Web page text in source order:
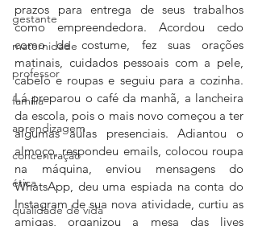
gestante
maternidade
professor
família
aprendizagem
concentração
ética
qualidade de vida
prazos para entrega de seus trabalhos
como empreendedora. Acordou cedo
como de costume, fez suas orações
matinais, cuidados pessoais com a pele,
cabelo e roupas e seguiu para a cozinha.
Lá preparou o café da manhã, a lancheira
da escola, pois o mais novo começou a ter
algumas aulas presenciais. Adiantou o
almoço, respondeu emails, colocou roupa
na máquina, enviou mensagens do
WhatsApp, deu uma espiada na conta do
Instagram de sua nova atividade, curtiu as
amigas, organizou a mesa das lives